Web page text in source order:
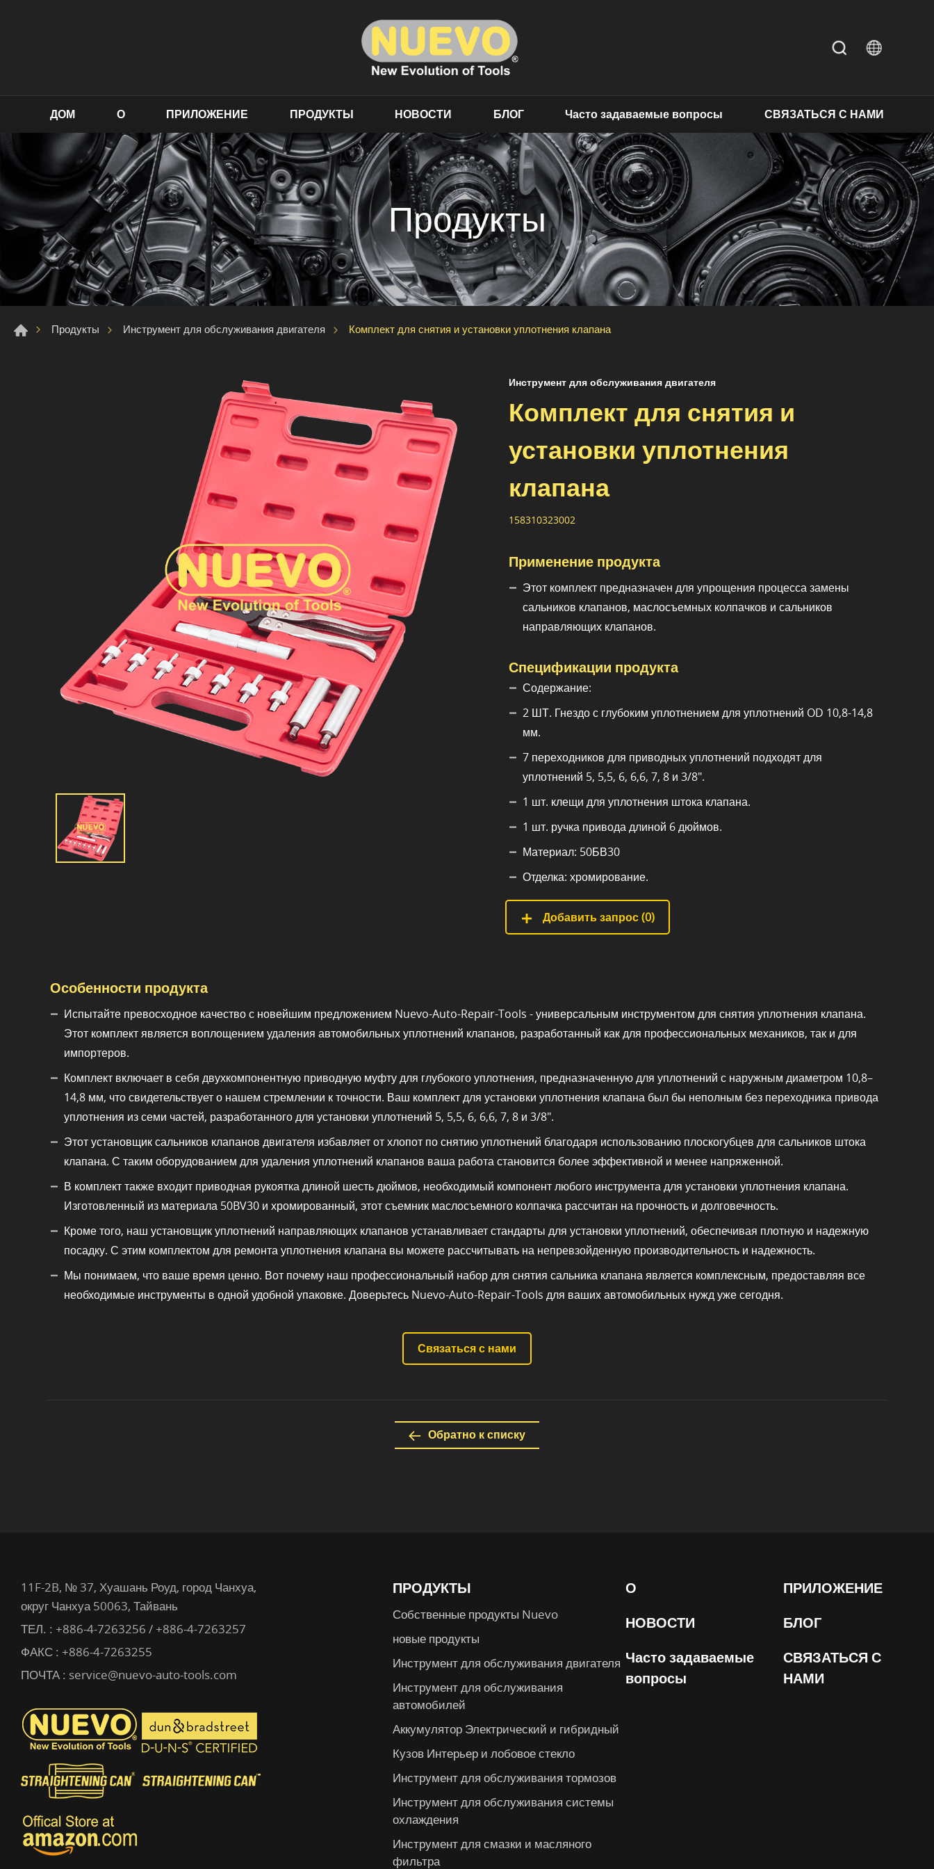
ДОМ О ПРИЛОЖЕНИЕ ПРОДУКТЫ НОВОСТИ БЛОГ Часто задаваемые вопросы СВЯЗАТЬСЯ С НАМИ
Продукты
Продукты Инструмент для обслуживания двигателя Комплект для снятия и установки уплотнения клапана
Инструмент для обслуживания двигателя
Комплект для снятия и
установки уплотнения
клапана
158310323002
Применение продукта
Этот комплект предназначен для упрощения процесса замены
сальников клапанов, маслосъемных колпачков и сальников
направляющих клапанов.
Спецификации продукта
Содержание:
2 ШТ. Гнездо с глубоким уплотнением для уплотнений OD 10,8-14,8
мм.
7 переходников для приводных уплотнений подходят для
уплотнений 5, 5,5, 6, 6,6, 7, 8 и 3/8".
1 шт. клещи для уплотнения штока клапана.
1 шт. ручка привода длиной 6 дюймов.
Материал: 50БВ30
Отделка: хромирование.
Добавить запрос (0)
Особенности продукта
Испытайте превосходное качество с новейшим предложением Nuevo-Auto-Repair-Tools - универсальным инструментом для снятия уплотнения клапана.
Этот комплект является воплощением удаления автомобильных уплотнений клапанов, разработанный как для профессиональных механиков, так и для
импортеров.
Комплект включает в себя двухкомпонентную приводную муфту для глубокого уплотнения, предназначенную для уплотнений с наружным диаметром 10,8–
14,8 мм, что свидетельствует о нашем стремлении к точности. Ваш комплект для установки уплотнения клапана был бы неполным без переходника привода
уплотнения из семи частей, разработанного для установки уплотнений 5, 5,5, 6, 6,6, 7, 8 и 3/8".
Этот установщик сальников клапанов двигателя избавляет от хлопот по снятию уплотнений благодаря использованию плоскогубцев для сальников штока
клапана. С таким оборудованием для удаления уплотнений клапанов ваша работа становится более эффективной и менее напряженной.
В комплект также входит приводная рукоятка длиной шесть дюймов, необходимый компонент любого инструмента для установки уплотнения клапана.
Изготовленный из материала 50BV30 и хромированный, этот съемник маслосъемного колпачка рассчитан на прочность и долговечность.
Кроме того, наш установщик уплотнений направляющих клапанов устанавливает стандарты для установки уплотнений, обеспечивая плотную и надежную
посадку. С этим комплектом для ремонта уплотнения клапана вы можете рассчитывать на непревзойденную производительность и надежность.
Мы понимаем, что ваше время ценно. Вот почему наш профессиональный набор для снятия сальника клапана является комплексным, предоставляя все
необходимые инструменты в одной удобной упаковке. Доверьтесь Nuevo-Auto-Repair-Tools для ваших автомобильных нужд уже сегодня.
Связаться с нами
Обратно к списку
ПРОДУКТЫ
Собственные продукты Nuevo
новые продукты
Инструмент для обслуживания двигателя
Инструмент для обслуживания
автомобилей
Аккумулятор Электрический и гибридный
Кузов Интерьер и лобовое стекло
Инструмент для обслуживания тормозов
Инструмент для обслуживания системы
охлаждения
Инструмент для смазки и масляного
фильтра
О
ПРИЛОЖЕНИЕ
НОВОСТИ
БЛОГ
Часто задаваемые
вопросы
СВЯЗАТЬСЯ С
НАМИ
11F-2B, № 37, Хуашань Роуд, город Чанхуа,
округ Чанхуа 50063, Тайвань
ТЕЛ. : +886-4-7263256 / +886-4-7263257
ФАКС : +886-4-7263255
ПОЧТА : service@nuevo-auto-tools.com